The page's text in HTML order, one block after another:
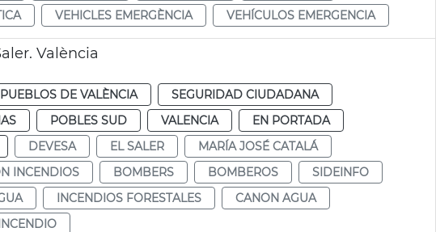
VEHICLES EMERGÈNCIA VEHÍCULOS EMERGENCIA
València
PUEBLOS DE VALÈNCIA
SEGURIDAD CIUDADANA
POBLES SUD VALENCIA
EN PORTADA
DEVESA EL SALER
MARÍA JOSÉ CATALÁ
INCENDIOS BOMBERS BOMBEROS
SIDEINFO
INCENDIOS FORESTALES
CANON AGUA